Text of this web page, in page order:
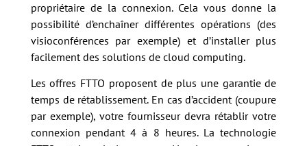
propriétaire de la connexion. Cela vous donne la
possibilité d’enchaîner différentes opérations (des
visioconférences par exemple) et d’installer plus
facilement des solutions de cloud computing.
Les offres FTTO proposent de plus une garantie de
temps de rétablissement. En cas d’accident (coupure
par exemple), votre fournisseur devra rétablir votre
connexion pendant 4 à 8 heures. La technologie